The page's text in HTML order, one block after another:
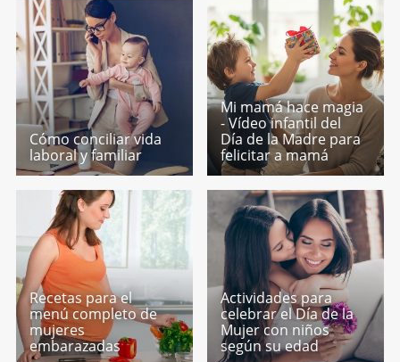
Cómo conciliar vida
laboral y familiar
Mi mamá hace magia
- Vídeo infantil del
Día de la Madre para
felicitar a mamá
Recetas para el
menú completo de
mujeres
embarazadas
Actividades para
celebrar el Día de la
Mujer con niños
según su edad